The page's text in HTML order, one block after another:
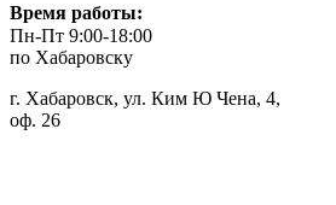
Время работы:
Пн-Пт 9:00-18:00
по Хабаровску
г. Хабаровск, ул. Ким Ю Чена, 4,
оф. 26